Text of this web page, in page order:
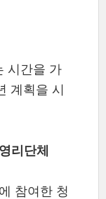
시간을 가
계획을 시
리단체
참여한 청